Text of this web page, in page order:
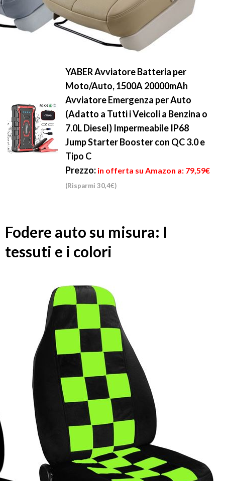
YABER Avviatore Batteria per
Moto/Auto, 1500A 20000mAh
Avviatore Emergenza per Auto
(Adatto a Tutti i Veicoli a Benzina o
7.0L Diesel) Impermeabile IP68
Jump Starter Booster con QC 3.0 e
Tipo C
Prezzo: in offerta su Amazon a: 79,59€
(Risparmi 30,4€)
Fodere auto su misura: I
tessuti e i colori